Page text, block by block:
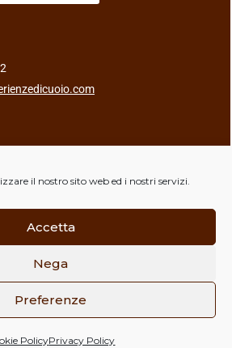
il nostro sito web ed i nostri servizi.
Accetta
Nega
Preferenze
PolicyPrivacy Policy
| P.IVA 03998031201 |
Frignano Informatica